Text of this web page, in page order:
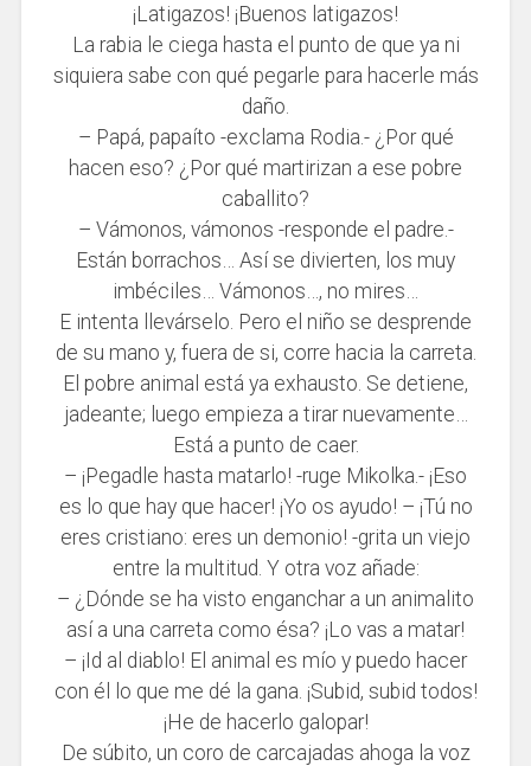
¡Latigazos! ¡Buenos latigazos!
La rabia le ciega hasta el punto de que ya ni
siquiera sabe con qué pegarle para hacerle más
daño.
– Papá, papaíto -exclama Rodia.- ¿Por qué
hacen eso? ¿Por qué martirizan a ese pobre
caballito?
– Vámonos, vámonos -responde el padre.-
Están borrachos… Así se divierten, los muy
imbéciles… Vámonos…, no mires…
E intenta llevárselo. Pero el niño se desprende
de su mano y, fuera de si, corre hacia la carreta.
El pobre animal está ya exhausto. Se detiene,
jadeante; luego empieza a tirar nuevamente…
Está a punto de caer.
– ¡Pegadle hasta matarlo! -ruge Mikolka.- ¡Eso
es lo que hay que hacer! ¡Yo os ayudo! – ¡Tú no
eres cristiano: eres un demonio! -grita un viejo
entre la multitud. Y otra voz añade:
– ¿Dónde se ha visto enganchar a un animalito
así a una carreta como ésa? ¡Lo vas a matar!
– ¡Id al diablo! El animal es mío y puedo hacer
con él lo que me dé la gana. ¡Subid, subid todos!
¡He de hacerlo galopar!
De súbito, un coro de carcajadas ahoga la voz